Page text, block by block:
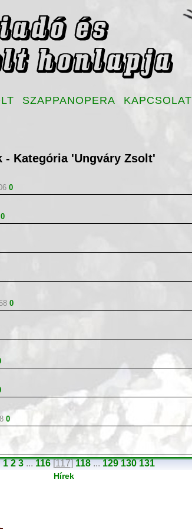
SZAPPANOPERA KAPCSOLAT
- Kategória 'Ungváry Zsolt'
0
0
0
0
1 2 3...116[117]118...129 130 131
Hírek